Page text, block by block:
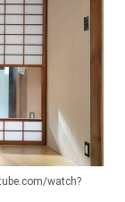
watch?